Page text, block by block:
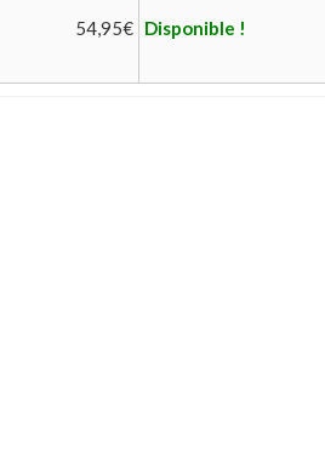
54,95€ Disponible !